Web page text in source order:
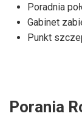
Poradnia
Gabinet
Punkt
Porania